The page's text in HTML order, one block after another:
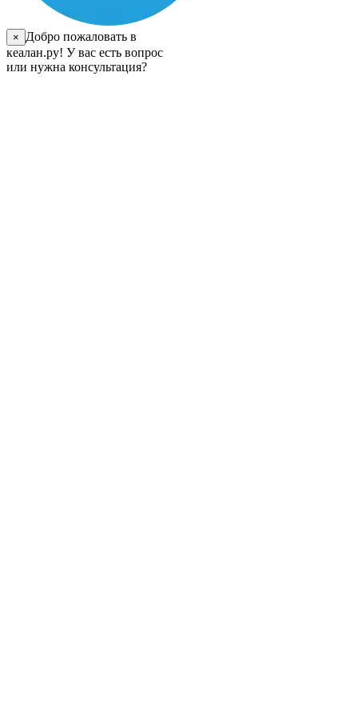
×
Добро пожаловать в
кеалан.ру! У вас есть вопрос
или нужна консультация?